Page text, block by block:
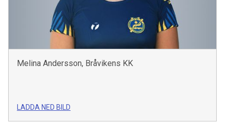
Melina Andersson, Bråvikens KK
LADDA NED BILD